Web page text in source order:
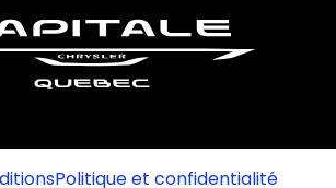
Politique et confidentialité